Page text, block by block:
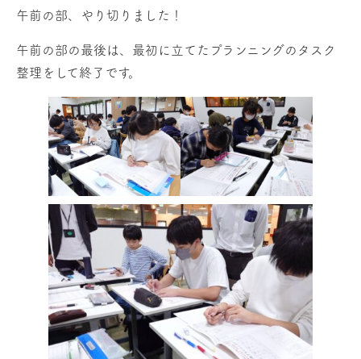
午前の部、やり切りました！
午前の部の最後は、最初に立てたプランニングのタスク
整理をして終了です。